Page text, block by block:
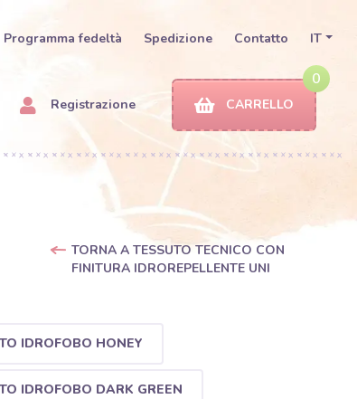
Programma fedeltà Spedizione Contatto IT
Registrazione
0
CARRELLO
TORNA A TESSUTO TECNICO CON
FINITURA IDROREPELLENTE UNI
IDROFOBO HONEY
IDROFOBO DARK GREEN